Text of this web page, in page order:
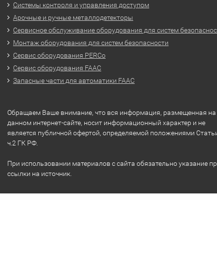
Системы контроля и управления доступом
Арочные и ручные металлодетекторы
Сервисное обслуживание оборудования для систем
Монтаж оборудования для систем безопасности
Сервис оборудования PERCo
Сервис оборудования FAAC
Запасные части для автоматики FAAC
Обращаем Ваше внимание, что вся информация, размещенная на
данном интернет-сайте, носит информационный характер и не
является публичной офертой, определяемой положениями
ч.2 ГК РФ.
При использовании материалов с сайта обязательно указание
ссылки на источник.